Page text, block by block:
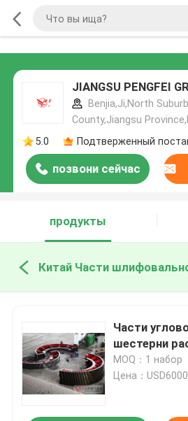
JIANGSU PENGFEI
Benjia,Ji,North
County,Jiangsu
5.0
Подтверженный
позвони сейчас
продукты
Части
шестерни
MOQ：1 набор
Цена：